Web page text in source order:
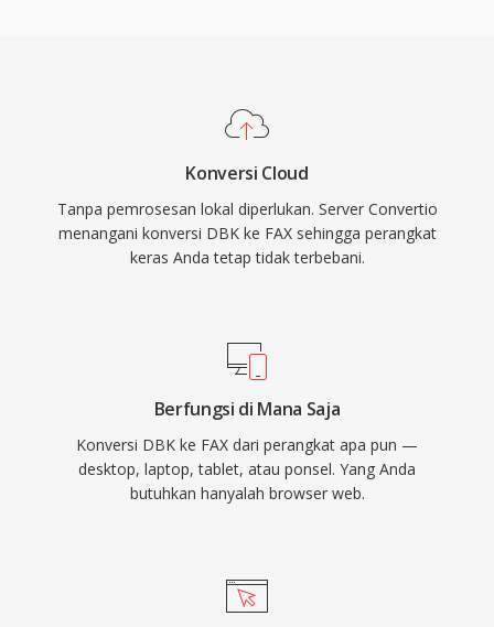
Konversi Cloud
Tanpa pemrosesan lokal diperlukan. Server Convertio
menangani konversi DBK ke FAX sehingga perangkat
keras Anda tetap tidak terbebani.
Berfungsi di Mana Saja
Konversi DBK ke FAX dari perangkat apa pun —
desktop, laptop, tablet, atau ponsel. Yang Anda
butuhkan hanyalah browser web.